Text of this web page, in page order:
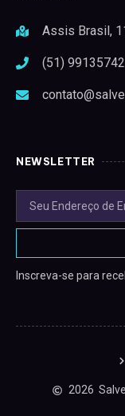
Assis Brasil,
(51)
NEWSLETTER
Inscreva-se para
2026